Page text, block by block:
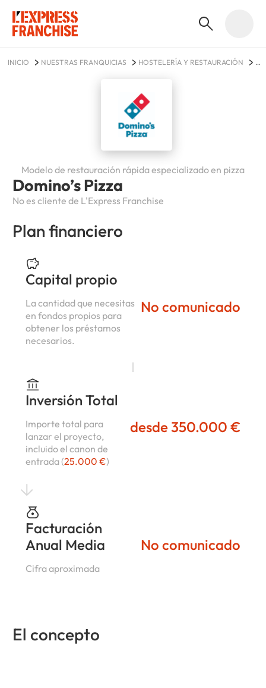
INICIO NUESTRAS FRANQUICIAS
HOSTELERÍA Y RESTAURACIÓN
Domino’s Pizza
No es cliente de L'Express Franchise
Modelo de restauración rápida especializado en pizza
Plan financiero
Capital propio
La cantidad que necesitas
en fondos propios para
obtener los préstamos
necesarios.
No comunicado
Inversión Total
Importe total para
lanzar el proyecto,
incluido el canon de
entrada (25.000 €)
desde 350.000 €
Facturación
Anual Media
Cifra aproximada
No comunicado
El concepto